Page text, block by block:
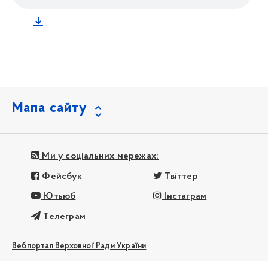
Мапа сайту
Ми у соціальних мережах:
Фейсбук Твіттер
Ютьюб Інстаграм
Телеграм
Вебпортал Верховної Ради України